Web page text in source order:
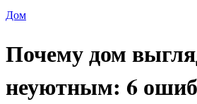
Дом
Почему дом
неуютным: 6